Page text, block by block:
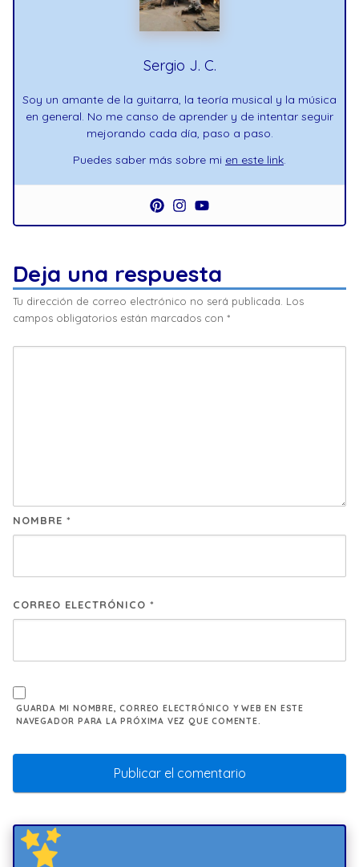
Sergio J. C.
Soy un amante de la guitarra, la teoría musical y la música
en general. No me canso de aprender y de intentar seguir
mejorando cada día, paso a paso.
Puedes saber más sobre mi en este link.
Deja una respuesta
Tu dirección de correo electrónico no será publicada. Los
campos obligatorios están marcados con *
NOMBRE *
CORREO ELECTRÓNICO *
GUARDA MI NOMBRE, CORREO ELECTRÓNICO Y WEB EN ESTE
NAVEGADOR PARA LA PRÓXIMA VEZ QUE COMENTE.